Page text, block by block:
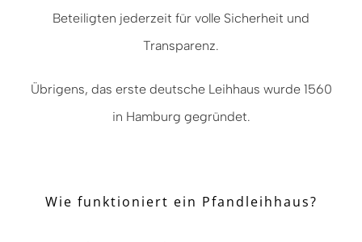
Beteiligten jederzeit für volle Sicherheit und
Transparenz.
Übrigens, das erste deutsche Leihhaus wurde 1560
in Hamburg gegründet.
Wie funktioniert ein Pfandleihhaus?